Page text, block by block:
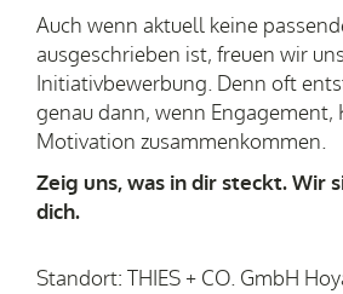
Auch wenn aktuell keine
ausgeschrieben ist, freuen wir
Initiativbewerbung. Denn oft
genau dann, wenn Engagement,
Motivation zusammenkommen.
Zeig uns, was in dir steckt. Wir
dich.
Standort: THIES + CO. GmbH